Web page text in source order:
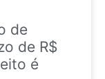
de
de R$
é